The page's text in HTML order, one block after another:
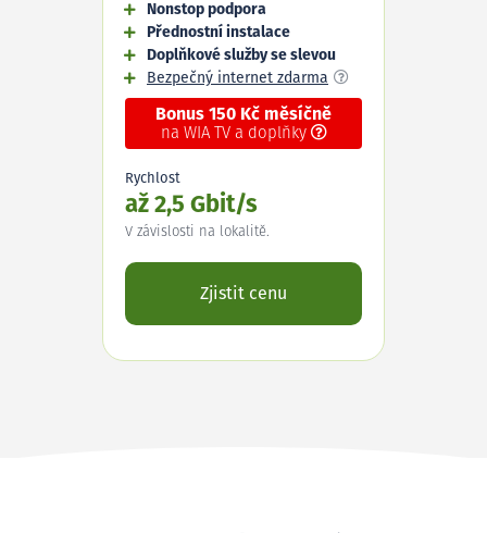
Nonstop podpora
Přednostní instalace
Doplňkové služby se slevou
Bezpečný internet zdarma
Bonus 150 Kč měsíčně
na WIA TV a doplňky
Rychlost
až 2,5 Gbit/s
V závislosti na lokalitě.
Zjistit cenu